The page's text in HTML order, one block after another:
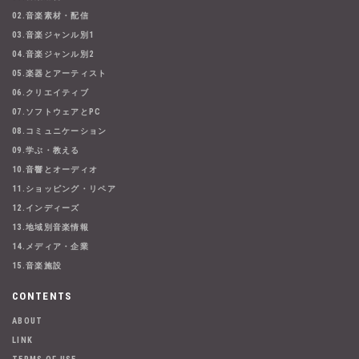
02.音楽素材・配信
03.音楽ジャンル別1
04.音楽ジャンル別2
05.楽器とアーティスト
06.クリエイティブ
07.ソフトウェアとPC
08.コミュニケーション
09.学ぶ・教える
10.音響とオーディオ
11.ショッピング・リペア
12.インディーズ
13.地域別音楽情報
14.メディア・企業
15.音楽施設
CONTENTS
ABOUT
LINK